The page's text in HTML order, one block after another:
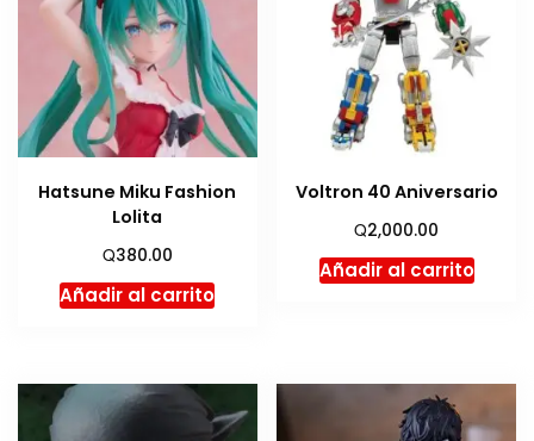
Hatsune Miku Fashion
Lolita
Q380.00
Añadir al carrito
Voltron 40 Aniversario
Q2,000.00
Añadir al carrito